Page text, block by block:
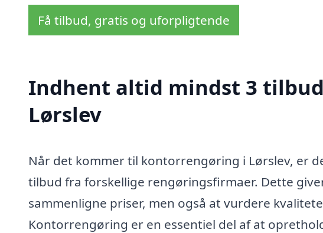
Få tilbud, gratis og uforpligtende
Indhent altid mindst 3
Lørslev
Når det kommer til kontorrengøring i Lørslev, er
tilbud fra forskellige rengøringsfirmaer. Dette
sammenligne priser, men også at vurdere
Kontorrengøring er en essentiel del af at